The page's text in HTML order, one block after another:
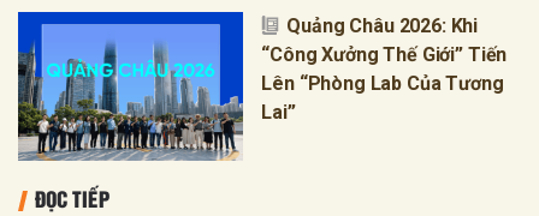
Quảng Châu 2026: Khi
“Công Xưởng Thế Giới” Tiến
Lên “Phòng Lab Của Tương
Lai”
ĐỌC TIẾP